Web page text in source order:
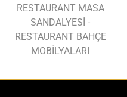
RESTAURANT MASA
SANDALYESİ -
RESTAURANT BAHÇE
MOBİLYALARI